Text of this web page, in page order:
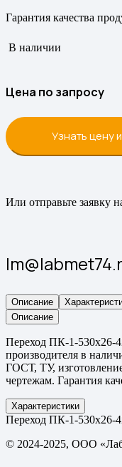
Гарантия качества
В наличии
Цена по запросу
Узнать цену
Или отправьте заявку
Описание
Описание
Переход ПК-1-530х26-
производителя в
ГОСТ, ТУ,
чертежам. Гарантия
Характеристики
Переход ПК-1-530х26-
© 2024-2025, ООО